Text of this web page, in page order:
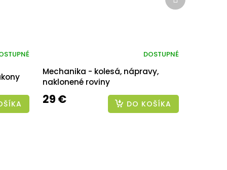
Mechanika - kolesá, nápravy,
naklonené roviny
DOSTUPNÉ
29 € DO KOŠÍKA
produkt